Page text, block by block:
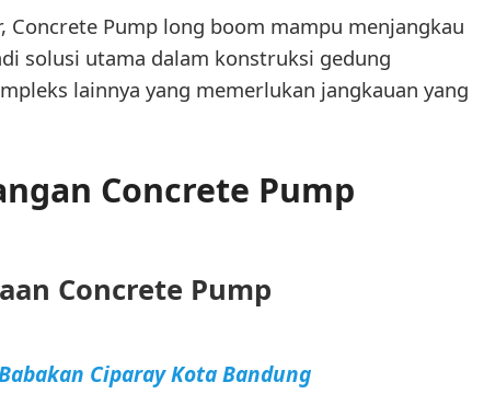
Pump long boom mampu menjangkau
solusi utama dalam konstruksi gedung
lainnya yang memerlukan jangkauan yang
Concrete Pump
Concrete Pump
Ciparay Kota Bandung